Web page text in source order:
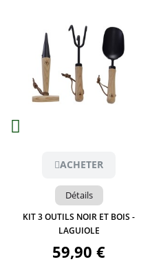
ACHETER
Détails
KIT 3 OUTILS NOIR ET BOIS -
LAGUIOLE
59,90 €